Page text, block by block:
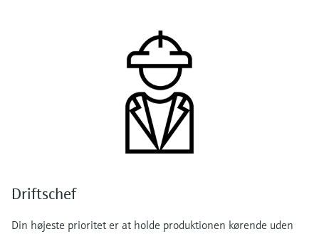
Driftschef
Din højeste prioritet er at holde produktionen kørende uden